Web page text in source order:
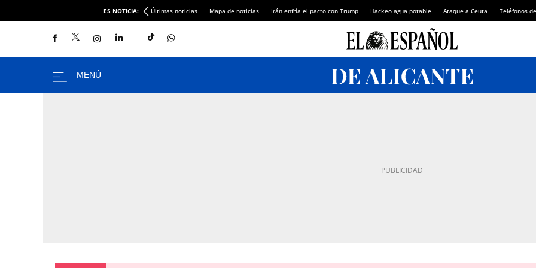
ES NOTICIA: Últimas noticias Mapa de noticias Irán enfría el pacto con Trump Hackeo agua potable Ataque a Ceuta Teléfonos